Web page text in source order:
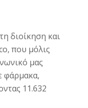
διοίκηση και
που μόλις
μας
φάρμακα,
11.632